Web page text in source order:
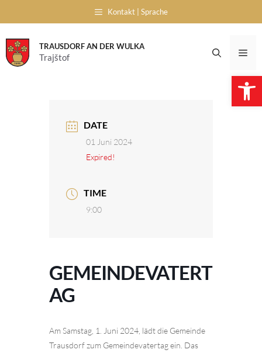
to
content
Kontakt | Sprache
TRAUSDORF AN DER WULKA
Trajštof
DATE
01 Juni 2024
Expired!
TIME
9:00
GEMEINDEVATERT
AG
Am Samstag, 1. Juni 2024, lädt die Gemeinde
Trausdorf zum Gemeindevatertag ein. Das